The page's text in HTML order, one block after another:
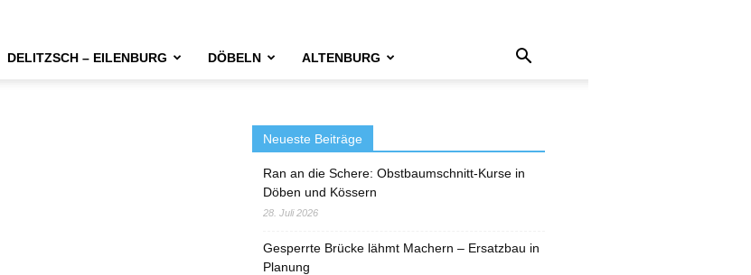
DELITZSCH – EILENBURG DÖBELN ALTENBURG
Neueste Beiträge
Ran an die Schere: Obstbaumschnitt-Kurse in
Döben und Kössern
28. Juli 2026
Gesperrte Brücke lähmt Machern – Ersatzbau in
Planung